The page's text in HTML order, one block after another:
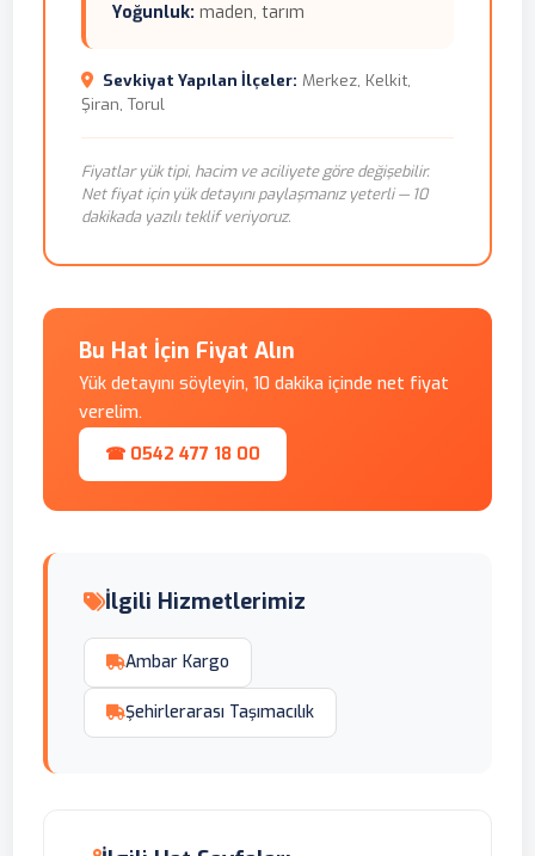
Yoğunluk: maden, tarım
Sevkiyat Yapılan İlçeler: Merkez, Kelkit,
Şiran, Torul
Fiyatlar yük tipi, hacim ve aciliyete göre değişebilir.
Net fiyat için yük detayını paylaşmanız yeterli — 10
dakikada yazılı teklif veriyoruz.
Bu Hat İçin Fiyat Alın
Yük detayını söyleyin, 10 dakika içinde net fiyat
verelim.
☎ 0542 477 18 00
İlgili Hizmetlerimiz
Ambar Kargo
Şehirlerarası Taşımacılık